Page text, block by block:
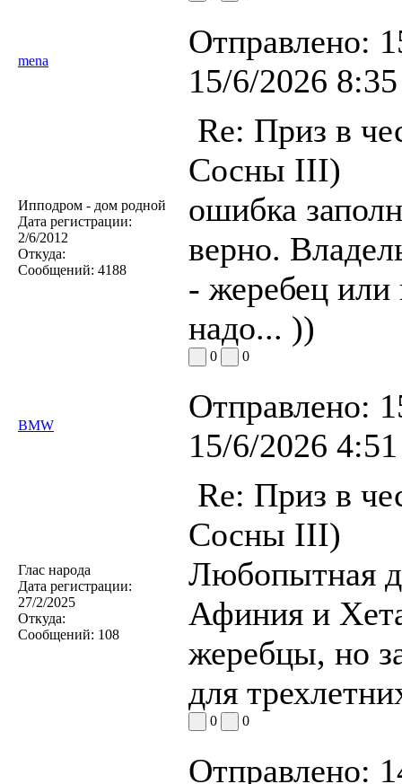
mena
Отправлено:
15/6/2026 8:35
Ипподром - дом родной
Дата регистрации:
2/6/2012
Откуда:
Сообщений: 4188
Re: Приз в
Сосны III)
ошибка
верно.
- жеребец или
надо... ))
0 0
BMW
Отправлено:
15/6/2026 4:51
Глас народа
Дата регистрации:
27/2/2025
Откуда:
Сообщений: 108
Re: Приз в
Сосны III)
Любопытная
Афиния и
жеребцы, но
для
0 0
Отправлено: